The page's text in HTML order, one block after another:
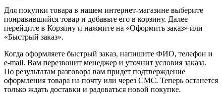
Для покупки товара в нашем интернет-магазине выберите
понравившийся товар и добавьте его в корзину. Далее
перейдите в Корзину и нажмите на «Оформить заказ» или
«Быстрый заказ».
Когда оформляете быстрый заказ, напишите ФИО, телефон и
e-mail. Вам перезвонит менеджер и уточнит условия заказа.
По результатам разговора вам придет подтверждение
оформления товара на почту или через СМС. Теперь останется
только ждать доставки и радоваться новой покупке.